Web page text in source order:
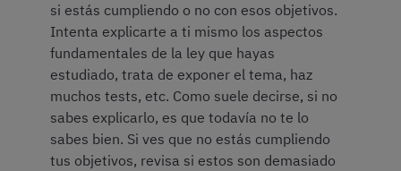
si estás cumpliendo o no con esos objetivos.
Intenta explicarte a ti mismo los aspectos
fundamentales de la ley que hayas
estudiado, trata de exponer el tema, haz
muchos tests, etc. Como suele decirse, si no
sabes explicarlo, es que todavía no te lo
sabes bien. Si ves que no estás cumpliendo
tus objetivos, revisa si estos son demasiado